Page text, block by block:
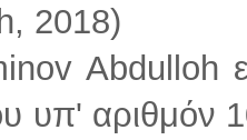
2018)
Abdulloh
υπ' αριθμόν